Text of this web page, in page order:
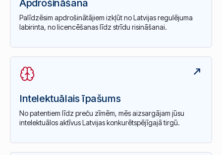
Apdrošināšana
Palīdzēsim apdrošinātājiem izkļūt no Latvijas regulējuma
labirinta, no licencēšanas līdz strīdu risināšanai.
Intelektuālais īpašums
No patentiem līdz preču zīmēm, mēs aizsargājam jūsu
intelektuālos aktīvus Latvijas konkurētspējīgajā tirgū.